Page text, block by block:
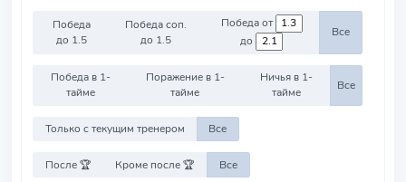
Победа
до 1.5
Победа соп.
до 1.5
Победа от
до
Все
Победа в 1-
тайме
Поражение в 1-
тайме
Ничья в 1-
тайме
Все
Только с текущим тренером Все
После 🏆 Кроме после 🏆 Все